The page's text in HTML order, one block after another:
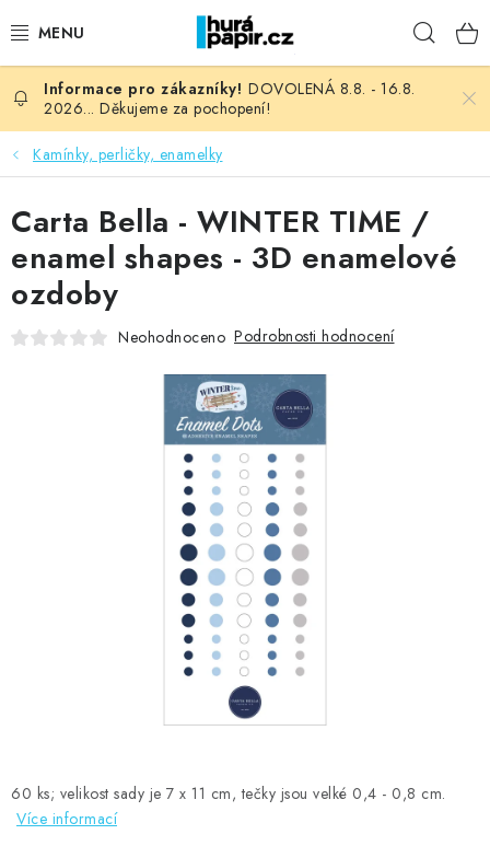
na
NOVINKY
HURÁ DÍLNA
VŠECHNO ZBOŽÍ
KNIHAŘSKÝ MATERIÁL
Moje objednávka
Obchodní podmínky
Podmínky ochrany osobních údajů
Ověřování recenzí
DOVOLENÁ 8.8. - 16.8.
2026... Děkujeme za pochopení!
Kamínky, perličky, enamelky
60 ks; velikost sady je 7 x 11 cm, tečky jsou velké 0,4 - 0,8 cm.
Více informací
Carta Bella - WINTER TIME /
enamel shapes - 3D enamelové
ozdoby
Neohodnoceno Podrobnosti hodnocení